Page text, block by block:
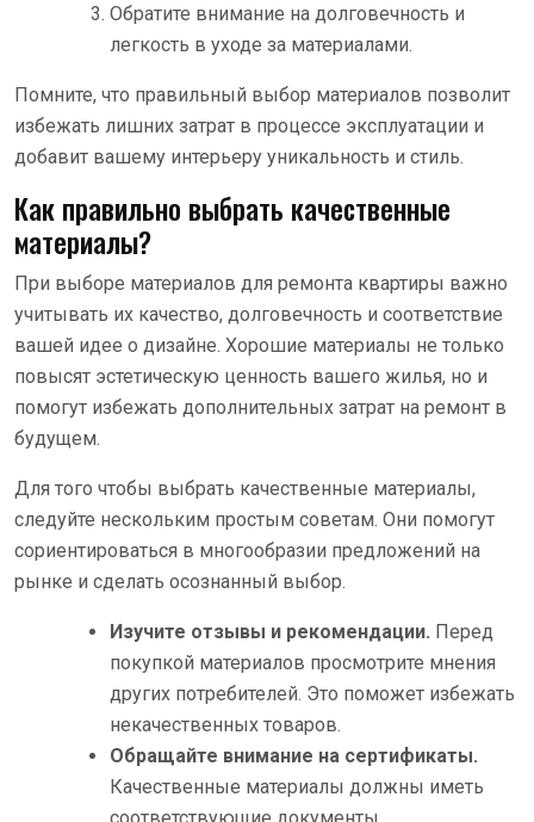
Обратите внимание на долговечность и
легкость в уходе за материалами.
Помните, что правильный выбор материалов позволит
избежать лишних затрат в процессе эксплуатации и
добавит вашему интерьеру уникальность и стиль.
Как правильно выбрать качественные
материалы?
При выборе материалов для ремонта квартиры важно
учитывать их качество, долговечность и соответствие
вашей идее о дизайне. Хорошие материалы не только
повысят эстетическую ценность вашего жилья, но и
помогут избежать дополнительных затрат на ремонт в
будущем.
Для того чтобы выбрать качественные материалы,
следуйте нескольким простым советам. Они помогут
сориентироваться в многообразии предложений на
рынке и сделать осознанный выбор.
Изучите отзывы и рекомендации. Перед
покупкой материалов просмотрите мнения
других потребителей. Это поможет избежать
некачественных товаров.
Обращайте внимание на сертификаты.
Качественные материалы должны иметь
соответствующие документы,